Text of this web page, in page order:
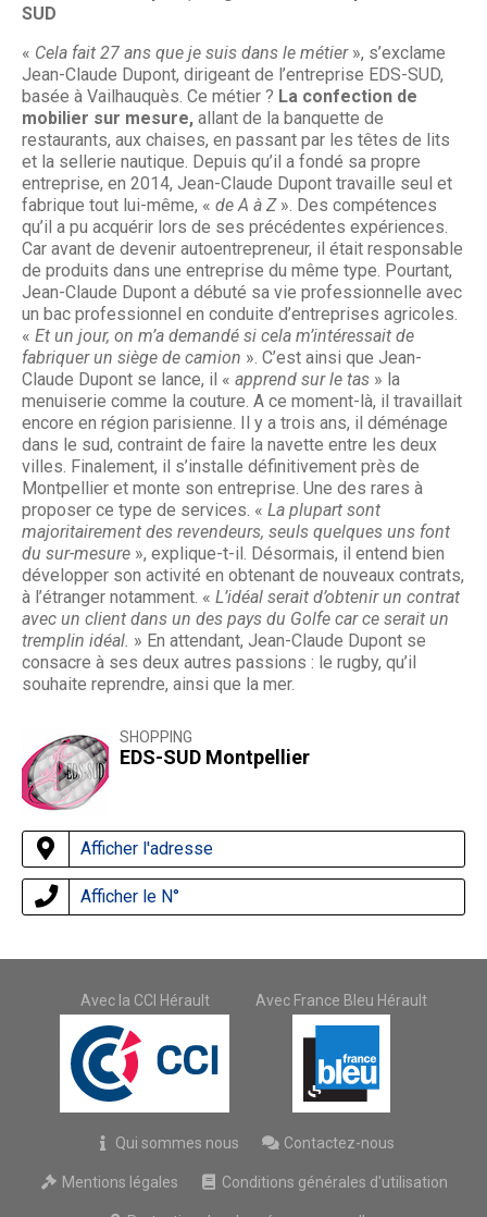
SUD
« Cela fait 27 ans que je suis dans le métier », s’exclame
Jean-Claude Dupont, dirigeant de l’entreprise EDS-SUD,
basée à Vailhauquès. Ce métier ? La confection de
mobilier sur mesure, allant de la banquette de
restaurants, aux chaises, en passant par les têtes de lits
et la sellerie nautique. Depuis qu’il a fondé sa propre
entreprise, en 2014, Jean-Claude Dupont travaille seul et
fabrique tout lui-même, « de A à Z». Des compétences
qu’il a pu acquérir lors de ses précédentes expériences.
Car avant de devenir autoentrepreneur, il était responsable
de produits dans une entreprise du même type. Pourtant,
Jean-Claude Dupont a débuté sa vie professionnelle avec
un bac professionnel en conduite d’entreprises agricoles.
« Et un jour, on m’a demandé si cela m’intéressait de
fabriquer un siège de camion ». C’est ainsi que Jean-
Claude Dupont se lance, il « apprend sur le tas » la
menuiserie comme la couture. A ce moment-là, il travaillait
encore en région parisienne. Il y a trois ans, il déménage
dans le sud, contraint de faire la navette entre les deux
villes. Finalement, il s’installe définitivement près de
Montpellier et monte son entreprise. Une des rares à
proposer ce type de services. « La plupart sont
majoritairement des revendeurs, seuls quelques uns font
du sur-mesure », explique-t-il. Désormais, il entend bien
développer son activité en obtenant de nouveaux contrats,
à l’étranger notamment. « L’idéal serait d’obtenir un contrat
avec un client dans un des pays du Golfe car ce serait un
tremplin idéal. » En attendant, Jean-Claude Dupont se
consacre à ses deux autres passions : le rugby, qu’il
souhaite reprendre, ainsi que la mer.
SHOPPING
EDS-SUD Montpellier
Afficher l'adresse
Afficher le N°
Avec la CCI Hérault Avec France Bleu Hérault
Qui sommes nous Contactez-nous
Mentions légales Conditions générales d'utilisation